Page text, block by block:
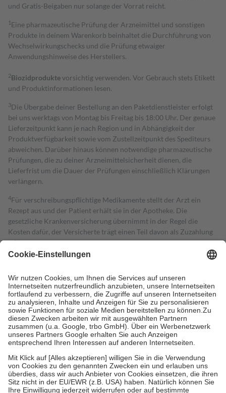
und Gratis-Beigaben nur solange der Vorrat reicht.
1 Eine pharmazeutische Prüfung der Arzneimittel und sonstigen
Produkte in deinem Warenkorb beinhaltet die Durchführung von
Wechselwirkungschecks und die Prüfung etwaiger
Anwendungshinweise des Herstellers.
2Biozidproduktevorsichtig verwenden. Vor Gebrauch stets Etikett
und Produktinformationen lesen.
3Die Übergabe deiner Bestellung an den Paketdienstleister erfolgt
bei uns werktags von Montag bis Freitag bis 18:00 Uhr. Der genaue
Lieferzeitpunkt kann je nach Region und in Abhängigkeit der
Produktverfügbarkeit sowie vom Zustellzeitpunkt des Spediteurs
abweichen. Darüber hinaus können notwendige pharmazeutische
Prüfungen, die zu deiner Arzneimittelsicherheit dienen, die
Lieferfrist um die Dauer der Prüfungen einschließlich Klärungen
verlängern.
4Für verschreibungspflichtige Medikamente stellt der Arzt ein
Rezept aus und der Patient erhält sie in der Apotheke. Die
gesetzliche Krankenversicherung übernimmt in der Regel die
Kosten dafür, der Versicherte trägt einen Teil davon als Zuzahlung
mit.
Grundsätzlich leisten Mitglieder Zuzahlungen in Höhe von zehn
höchstens zehn Euro.
Es sind jedoch nie mehr als die tatsächlichen
Kosten der Leistung zu entrichten.
Diese Regeln gelten grundsätzlich auch für Online-Apotheken.
Bei Heilmitteln und häuslicher Krankenpflege beträgt die
Zuzahlung zehn Prozent der Kosten sowie zehn Euro je
Verordnung.
Um das Engagement der Versicherten für ihre eigene Gesundheit zu
stärken und die besondere Stellung der Familie zu unterstützen,
fallenkeine Zuzahlungenan bei:
• Kindern und Jugendlichen bis zum vollendeten 18. Lebensjahr
mit Ausnahme der Fahrkosten
• Untersuchungen zur Vorsorge und Früherkennung, die von der